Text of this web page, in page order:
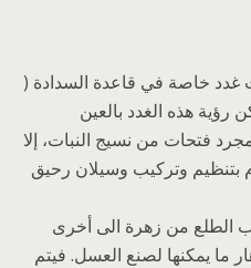
غدد خاصة في قاعدة السدادة (
رؤية هذه الغدد بالعين
فتحات من نسيج النبات، إلا
بتنظيم وتركيب وسيلان رحيق
الطلع من زهرة الى أخرى
ما يمكنها لصنع العسل. فيتم